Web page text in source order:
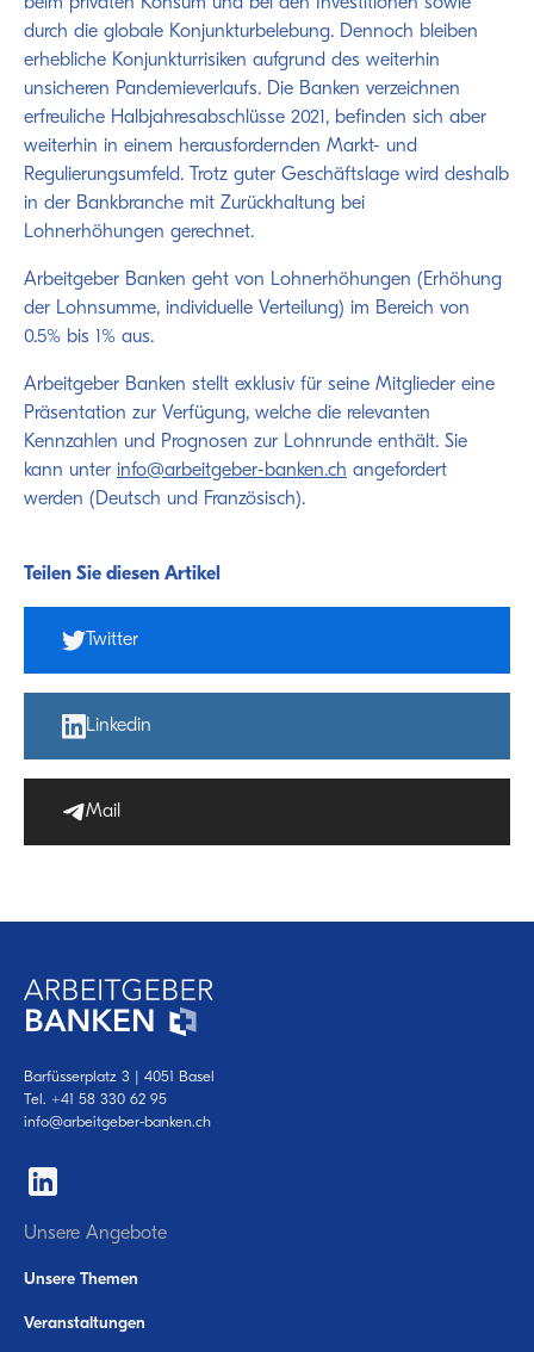
beim privaten Konsum und bei den Investitionen sowie
durch die globale Konjunkturbelebung. Dennoch bleiben
erhebliche Konjunkturrisiken aufgrund des weiterhin
unsicheren Pandemieverlaufs. Die Banken verzeichnen
erfreuliche Halbjahresabschlüsse 2021, befinden sich aber
weiterhin in einem herausfordernden Markt- und
Regulierungsumfeld. Trotz guter Geschäftslage wird deshalb
in der Bankbranche mit Zurückhaltung bei
Lohnerhöhungen gerechnet.
Arbeitgeber Banken geht von Lohnerhöhungen (Erhöhung
der Lohnsumme, individuelle Verteilung) im Bereich von
0.5% bis 1% aus.
Arbeitgeber Banken stellt exklusiv für seine Mitglieder eine
Präsentation zur Verfügung, welche die relevanten
Kennzahlen und Prognosen zur Lohnrunde enthält. Sie
kann unter info@arbeitgeber-banken.ch angefordert
werden (Deutsch und Französisch).
Teilen Sie diesen Artikel
Twitter
Linkedin
Mail
Barfüsserplatz 3 | 4051 Basel
Tel. +41 58 330 62 95
info@arbeitgeber-banken.ch
Unsere Angebote
Unsere Themen
Veranstaltungen